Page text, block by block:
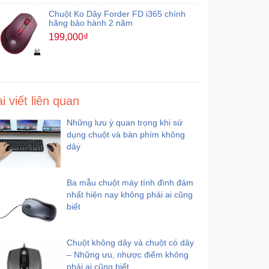
Chuột Ko Dây Forder FD i365 chính
hãng bảo hành 2 năm
199,000₫
viết liên quan
Những lưu ý quan trọng khi sử
dụng chuột và bàn phím không
dây
Ba mẫu chuột máy tính đình đám
nhất hiện nay không phải ai cũng
biết
Chuột không dây và chuột có dây
– Những ưu, nhược điểm không
phải ai cũng biết